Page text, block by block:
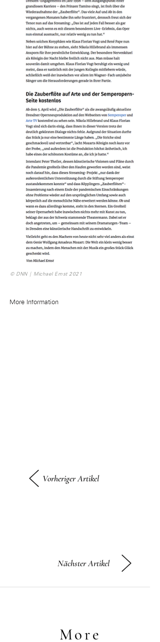
© DNN | Michael Ernst 2021
More Information
Vorheriger Artikel
Nächster Artikel
More